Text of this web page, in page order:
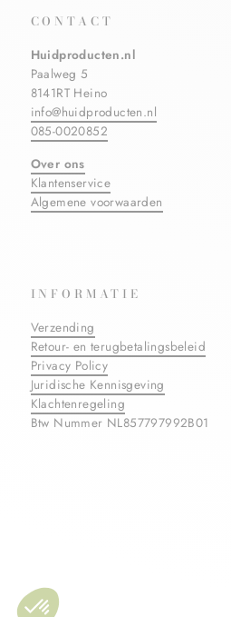
CONTACT
Huidproducten.nl
Paalweg 5
8141RT Heino
info@huidproducten.nl
085-0020852
Over ons
Klantenservice
Algemene voorwaarden
INFORMATIE
Verzending
Retour- en terugbetalingsbeleid
Privacy Policy
Juridische Kennisgeving
Klachtenregeling
Btw Nummer NL857797992B01